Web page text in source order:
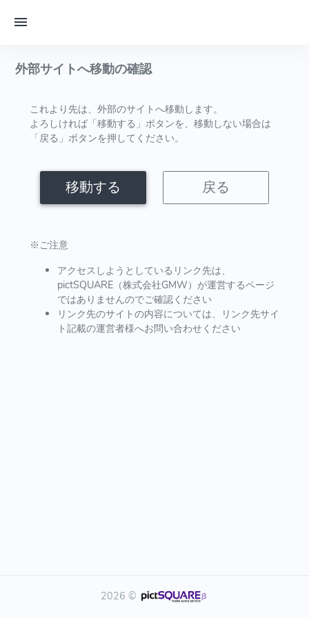
外部サイトへ移動の確認
これより先は、外部のサイトへ移動します。
よろしければ「移動する」ボタンを、移動しない場合は
「戻る」ボタンを押してください。
移動する 戻る
※ご注意
アクセスしようとしているリンク先は、
pictSQUARE（株式会社GMW）が運営するページ
ではありませんのでご確認ください
リンク先のサイトの内容については、リンク先サイ
ト記載の運営者様へお問い合わせください
2026 ©